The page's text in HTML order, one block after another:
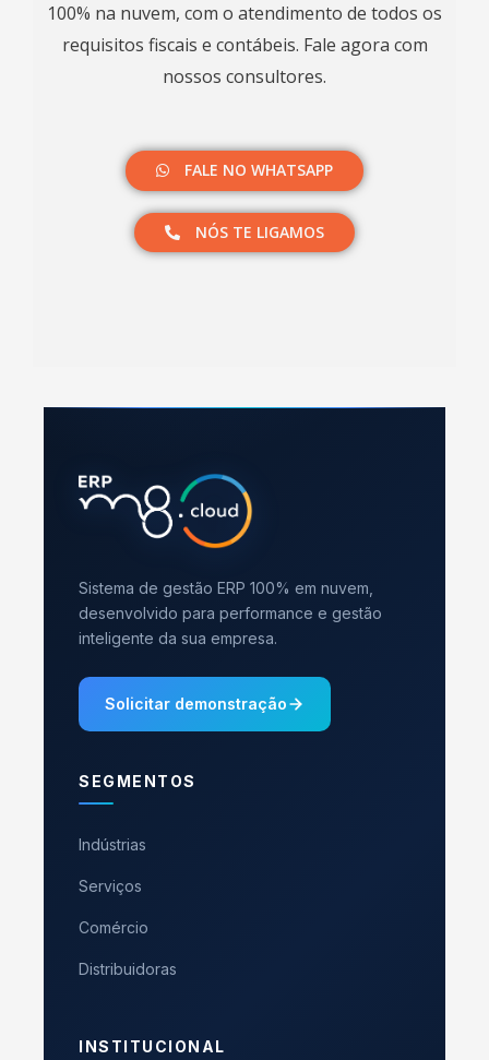
100% na nuvem, com o atendimento de todos os
requisitos fiscais e contábeis. Fale agora com
nossos consultores.​
FALE NO WHATSAPP
NÓS TE LIGAMOS
Sistema de gestão ERP 100% em nuvem,
desenvolvido para performance e gestão
inteligente da sua empresa.
Solicitar demonstração
SEGMENTOS
Indústrias
Serviços
Comércio
Distribuidoras
INSTITUCIONAL